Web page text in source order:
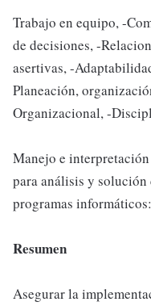
Trabajo en equipo, -
de decisiones, -
asertivas, -
Planeación,
Organizacional, -
Manejo e
para análisis y
programas
Resumen
Asegurar la